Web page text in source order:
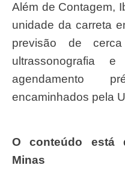
Além de Contagem, Ibirité também recebe uma
unidade da carreta
previsão de
ultrassonografia e
agendamento
encaminhados pela
O conteúdo está
Minas